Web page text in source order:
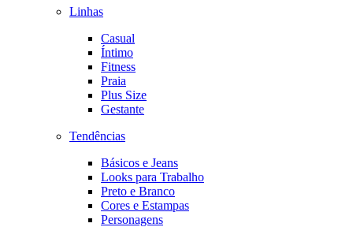
Linhas
Casual
Íntimo
Fitness
Praia
Plus Size
Gestante
Tendências
Básicos e Jeans
Looks para Trabalho
Preto e Branco
Cores e Estampas
Personagens